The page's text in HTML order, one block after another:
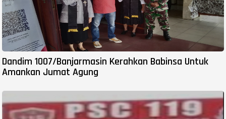
Dandim 1007/Banjarmasin Kerahkan Babinsa Untuk
Amankan Jumat Agung